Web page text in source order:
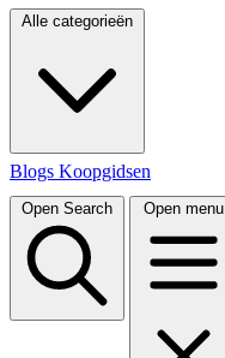
Alle categorieën
Blogs Koopgidsen
Open Search Open menu